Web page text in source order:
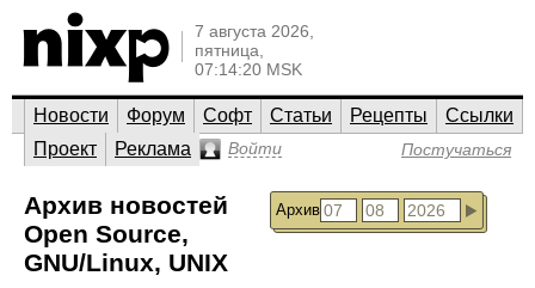
7 августа 2026,
пятница,
07:14:20 MSK
Новости Форум Софт Статьи Рецепты
Ссылки
Проект
Реклама Войти Постучаться
Архив
Архив новостей
Open Source,
GNU/Linux, UNIX